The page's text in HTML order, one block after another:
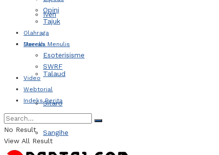
Iven
Daerah
Talaud
Sitaro
Sangihe
Opini
Tajuk
Olahraga
Mereka Menulis
Esoterisisme
SWRF
Video
Webtorial
Indeks Berita
No Result
View All Result